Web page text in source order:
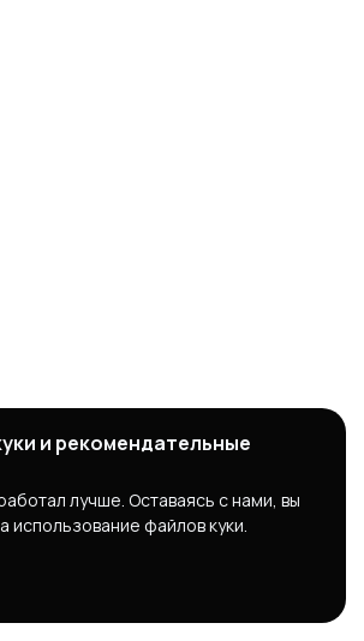
и рекомендательные
лучше. Оставаясь с нами, вы
использование файлов куки.